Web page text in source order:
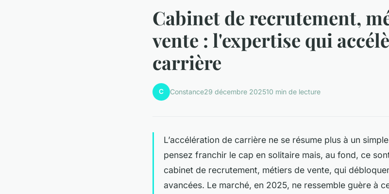
Cabinet de recrutement,
vente : l'expertise qui
carrière
C Constance29 décembre 202510 min de lecture
L’accélération de carrière ne se résume plus à un
pensez franchir le cap en solitaire mais, au fond, ce
cabinet de recrutement, métiers de vente, qui
avancées. Le marché, en 2025, ne ressemble guère à